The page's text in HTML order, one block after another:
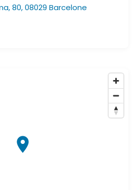
80, 08029 Barcelone